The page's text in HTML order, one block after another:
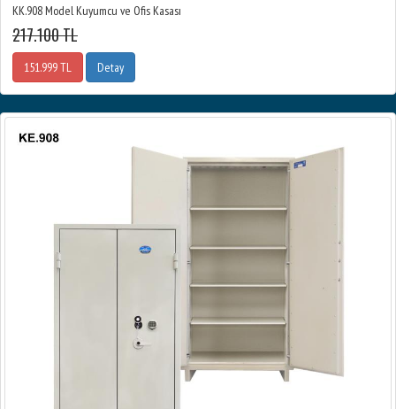
KK.908 Model Kuyumcu ve Ofis Kasası
217.100 TL
151.999 TL Detay